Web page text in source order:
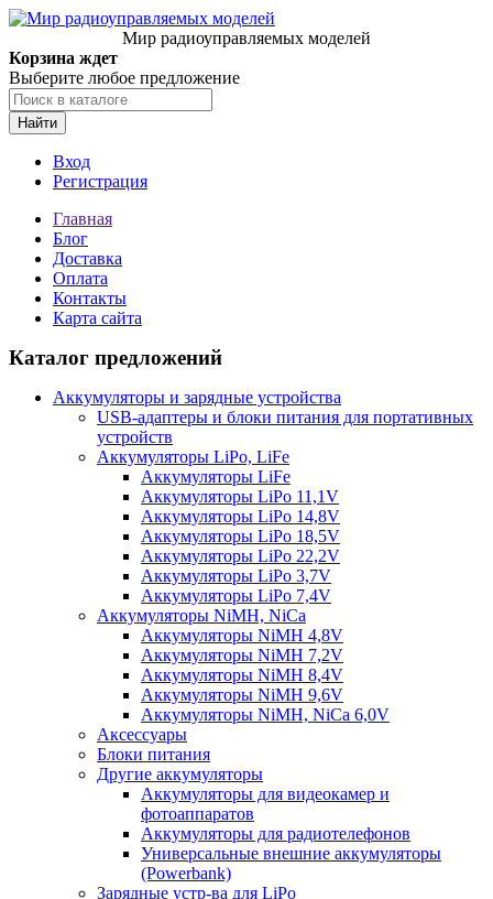
Мир радиоуправляемых моделей
Корзина ждет
Выберите любое предложение
Найти
Вход
Регистрация
Главная
Блог
Доставка
Оплата
Контакты
Карта сайта
Каталог предложений
Аккумуляторы и зарядные устройства
USB-адаптеры и блоки питания для портативных
устройств
Аккумуляторы LiPo, LiFe
Аккумуляторы LiFe
Аккумуляторы LiPo 11,1V
Аккумуляторы LiPo 14,8V
Аккумуляторы LiPo 18,5V
Аккумуляторы LiPo 22,2V
Аккумуляторы LiPo 3,7V
Аккумуляторы LiPo 7,4V
Аккумуляторы NiMH, NiCa
Аккумуляторы NiMH 4,8V
Аккумуляторы NiMH 7,2V
Аккумуляторы NiMH 8,4V
Аккумуляторы NiMH 9,6V
Аккумуляторы NiMH, NiCa 6,0V
Аксессуары
Блоки питания
Другие аккумуляторы
Аккумуляторы для видеокамер и
фотоаппаратов
Аккумуляторы для радиотелефонов
Универсальные внешние аккумуляторы
(Powerbank)
Зарядные устр-ва для LiPo